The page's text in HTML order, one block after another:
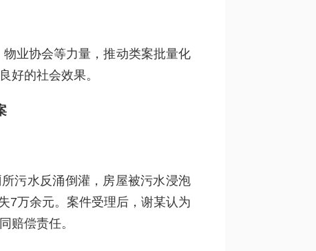
业协会等力量，推动类案批量化
好的社会效果。
污水反涌倒灌，房屋被污水浸泡
7万余元。案件受理后，谢某认为
赔偿责任。